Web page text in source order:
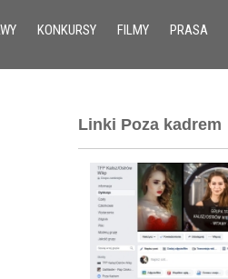
KONKURSY FILMY PRASA
Linki Poza kadrem